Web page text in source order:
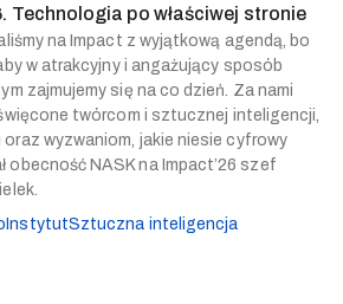
Technologia po właściwej stronie
na Impact z wyjątkową agendą, bo
w atrakcyjny i angażujący sposób
zajmujemy się na co dzień. Za nami
twórcom i sztucznej inteligencji,
wyzwaniom, jakie niesie cyfrowy
obecność NASK na Impact’26 szef
InstytutSztuczna inteligencja